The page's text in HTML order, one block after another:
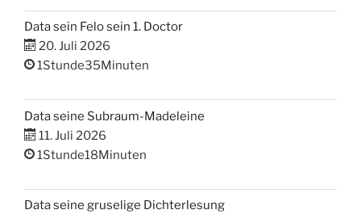
Data sein Felo sein 1. Doctor
20. Juli 2026
1Stunde35Minuten
Data seine Subraum-Madeleine
11. Juli 2026
1Stunde18Minuten
Data seine gruselige Dichterlesung